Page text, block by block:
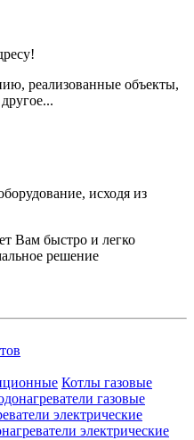
реализованные объекты,
исходя из
Вам быстро и легко
решение
Котлы газовые
газовые
электрические
электрические